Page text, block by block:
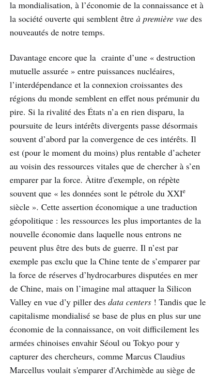
la mondialisation, à l’économie de la connaissance et à
la société ouverte qui semblent être à première vue des
nouveautés de notre temps.
Davantage encore que la crainte d’une « destruction
mutuelle assurée » entre puissances nucléaires,
l’interdépendance et la connexion croissantes des
régions du monde semblent en effet nous prémunir du
pire. Si la rivalité des États n’a en rien disparu, la
poursuite de leurs intérêts divergents passe désormais
souvent d’abord par la convergence de ces intérêts. Il
est (pour le moment du moins) plus rentable d’acheter
au voisin des ressources vitales que de chercher à s’en
emparer par la force. Àtitre d'exemple, on répète
souvent que « les données sont le pétrole du XXIe
siècle ». Cette assertion économique a une traduction
géopolitique : les ressources les plus importantes de la
nouvelle économie dans laquelle nous entrons ne
peuvent plus être des buts de guerre. Il n’est par
exemple pas exclu que la Chine tente de s’emparer par
la force de réserves d’hydrocarbures disputées en mer
de Chine, mais on l’imagine mal attaquer la Silicon
Valley en vue d’y piller des data centers ! Tandis que le
capitalisme mondialisé se base de plus en plus sur une
économie de la connaissance, on voit difficilement les
armées chinoises envahir Séoul ou Tokyo pour y
capturer des chercheurs, comme Marcus Claudius
Marcellus voulait s'emparer d'Archimède au siège de